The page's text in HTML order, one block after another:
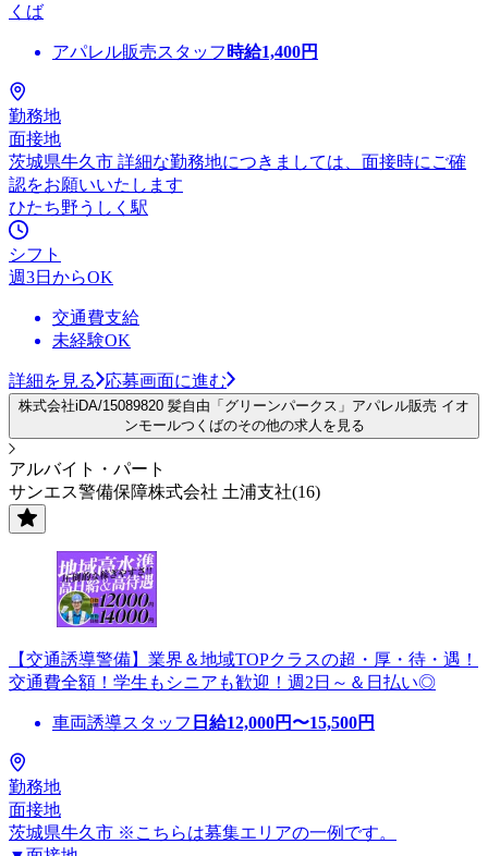
くば
アパレル販売スタッフ 時給1,400円
勤務地
面接地
茨城県牛久市 詳細な勤務地につきましては、面接時にご確
認をお願いいたします
ひたち野うしく駅
シフト
週3日からOK
交通費支給
未経験OK
詳細を見る 応募画面に進む
株式会社iDA/15089820 髪自由「グリーンパークス」アパレル販売 イオ
ンモールつくばのその他の求人を見る
アルバイト・パート
サンエス警備保障株式会社 土浦支社(16)
【交通誘導警備】業界＆地域TOPクラスの超・厚・待・遇！
交通費全額！学生もシニアも歓迎！週2日～＆日払い◎
車両誘導スタッフ 日給12,000円〜15,500円
勤務地
面接地
茨城県牛久市 ※こちらは募集エリアの一例です。